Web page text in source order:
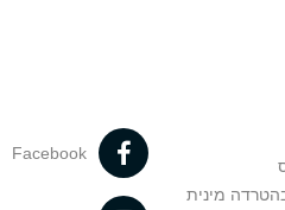
מינית
Facebook